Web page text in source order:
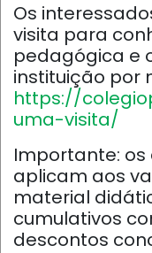
Os
visita para
pedagógica e
instituição por
https://
uma-visita/
Importante:
aplicam aos
material
cumulativos
descontos